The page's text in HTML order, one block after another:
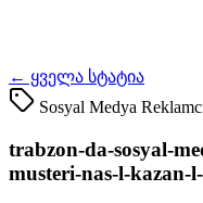
← ყველა სტატია
Sosyal Medya
trabzon-da-sosyal-
musteri-nas-l-kazan-